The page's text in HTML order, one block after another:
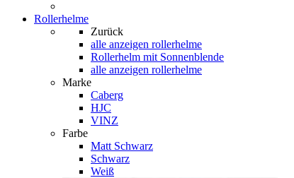
Rollerhelme
Zurück
alle anzeigen rollerhelme
Rollerhelm mit Sonnenblende
alle anzeigen rollerhelme
Marke
Caberg
HJC
VINZ
Farbe
Matt Schwarz
Schwarz
Weiß